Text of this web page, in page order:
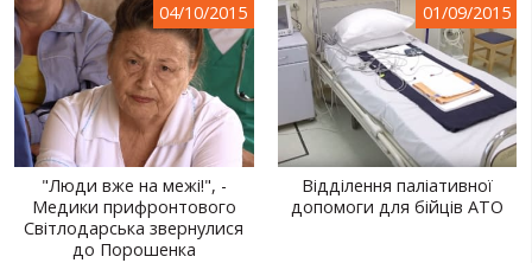
04/10/2015
"Люди вже на межі!", -
Медики прифронтового
Світлодарська звернулися
до Порошенка
01/09/2015
Відділення паліативної
допомоги для бійців АТО